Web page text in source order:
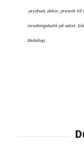
prydnad, dekor, present till
inredningsbutik på nätet.
Webshop.